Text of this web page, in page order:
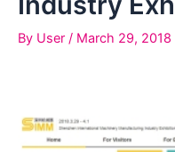
By User / March 29, 2018